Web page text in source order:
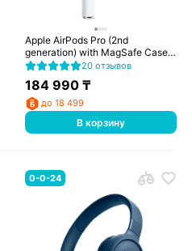
Apple AirPods Pro (2nd
generation) with MagSafe Case
(USB-C)
20 отзывов
184 990 ₸
до 18 499
В корзину
0-0-24